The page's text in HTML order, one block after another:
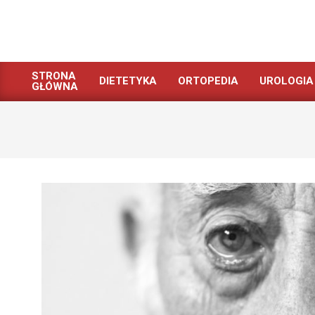
Primary
STRONA
GŁÓWNA
DIETETYKA ORTOPEDIA UROLOGIA